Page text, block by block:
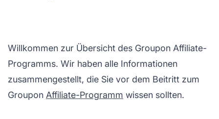
Willkommen zur Übersicht des Groupon Affiliate-
Programms. Wir haben alle Informationen
zusammengestellt, die Sie vor dem Beitritt zum
Groupon Affiliate-Programm wissen sollten.